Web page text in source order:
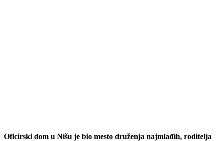
Oficirski dom u Nišu je bio mesto druženja najmlađih, roditelja